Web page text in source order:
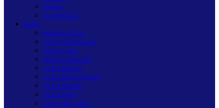
Wisata
OLAHRAGA
ACEH
BANDA ACEH
ACEH TENGGARA
GAYO LUES
SUBULUSSALAM
ACEH BARAT
ACEH BARAT DAYA
ACEH BESAR
ACEH JAYA
ACEH SELATAN